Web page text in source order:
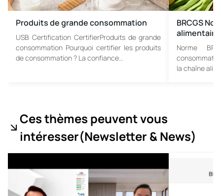
Produits de grande consommation
USB Certification CertifierProduits de grande
consommation Pourquoi certifier les produits
de consommation ? La confiance…
BRCGS
alimentaire
Norme
la chaîne
Ces thèmes peuvent vous
intéresser(Newsletter & News)